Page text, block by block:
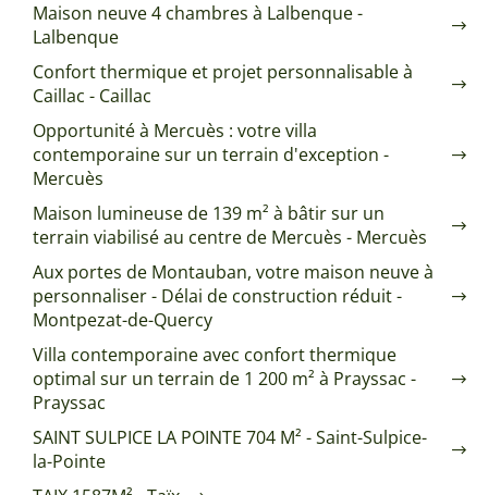
Maison neuve 4 chambres à Lalbenque -
Lalbenque
Confort thermique et projet personnalisable à
Caillac - Caillac
Opportunité à Mercuès : votre villa
contemporaine sur un terrain d'exception -
Mercuès
Maison lumineuse de 139 m² à bâtir sur un
terrain viabilisé au centre de Mercuès - Mercuès
Aux portes de Montauban, votre maison neuve à
personnaliser - Délai de construction réduit -
Montpezat-de-Quercy
Villa contemporaine avec confort thermique
optimal sur un terrain de 1 200 m² à Prayssac -
Prayssac
SAINT SULPICE LA POINTE 704 M² - Saint-Sulpice-
la-Pointe